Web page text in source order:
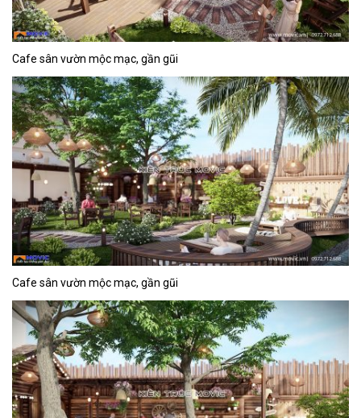
Cafe sân vườn mộc mạc, gần gũi
Cafe sân vườn mộc mạc, gần gũi